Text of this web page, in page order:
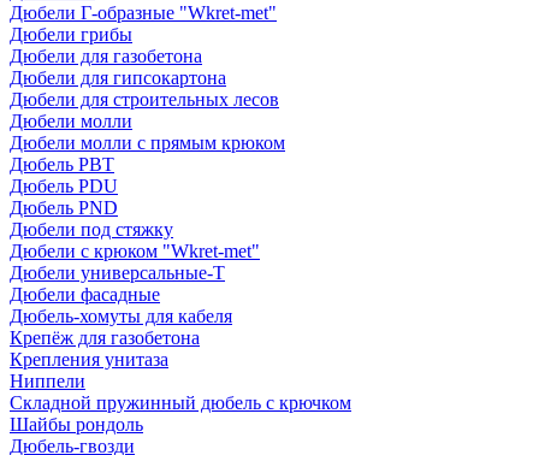
Дюбели Г-образные "Wkret-met"
Дюбели грибы
Дюбели для газобетона
Дюбели для гипсокартона
Дюбели для строительных лесов
Дюбели молли
Дюбели молли с прямым крюком
Дюбель PBT
Дюбель PDU
Дюбель PND
Дюбели под стяжку
Дюбели с крюком "Wkret-met"
Дюбели универсальные-Т
Дюбели фасадные
Дюбель-хомуты для кабеля
Крепёж для газобетона
Крепления унитаза
Ниппели
Складной пружинный дюбель с крючком
Шайбы рондоль
Дюбель-гвозди